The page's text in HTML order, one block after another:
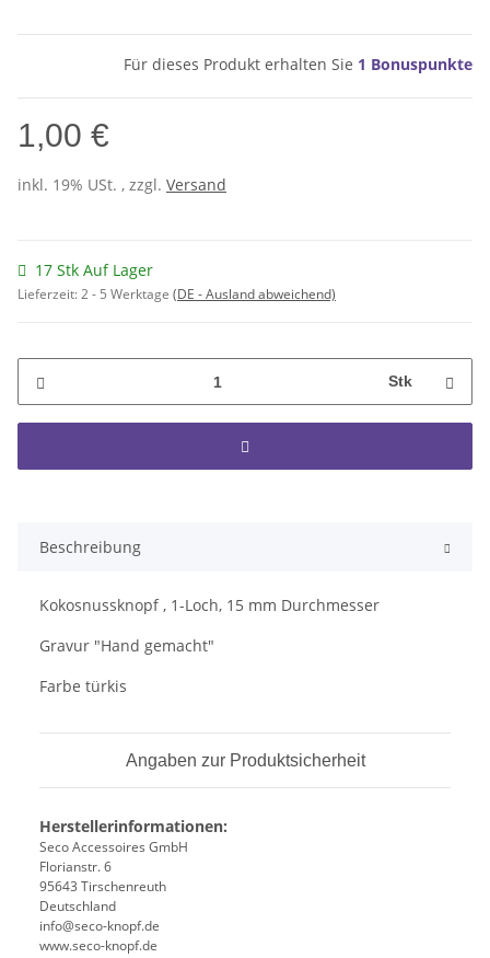
Für dieses Produkt erhalten Sie 1 Bonuspunkte
1,00 €
inkl. 19% USt. , zzgl. Versand
17 Stk Auf Lager
Lieferzeit:2 - 5 Werktage (DE - Ausland abweichend)
Stk
Beschreibung
Kokosnussknopf , 1-Loch, 15 mm Durchmesser
Gravur "Hand gemacht"
Farbe türkis
Angaben zur Produktsicherheit
Herstellerinformationen:
Seco Accessoires GmbH
Florianstr. 6
95643 Tirschenreuth
Deutschland
info@seco-knopf.de
www.seco-knopf.de